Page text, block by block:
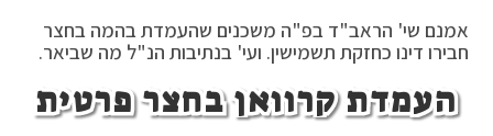
אמנם שי' הראב"ד בפ"ה משכנים שהעמדת בהמה בחצר
חבירו דינו כחזקת תשמישין. ועי' בנתיבות הנ"ל מה שביאר.
העמדת קרוואן בחצר פרטית